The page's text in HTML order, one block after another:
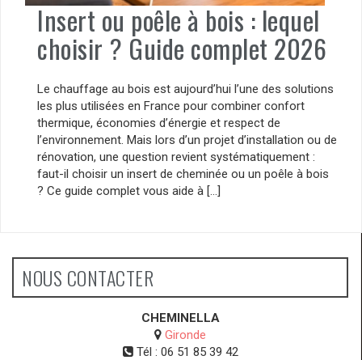
Insert ou poêle à bois : lequel
choisir ? Guide complet 2026
Le chauffage au bois est aujourd’hui l’une des solutions
les plus utilisées en France pour combiner confort
thermique, économies d’énergie et respect de
l’environnement. Mais lors d’un projet d’installation ou de
rénovation, une question revient systématiquement :
faut-il choisir un insert de cheminée ou un poêle à bois
? Ce guide complet vous aide à […]
NOUS CONTACTER
CHEMINELLA
Gironde
Tél : 06 51 85 39 42